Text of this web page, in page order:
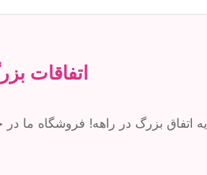
اتفاقات
یه اتفاق بزرگ در راهه! فروشگاه ما